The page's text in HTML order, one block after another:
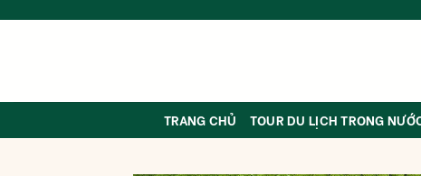
TRANG CHỦ TOUR DU LỊCH TRONG